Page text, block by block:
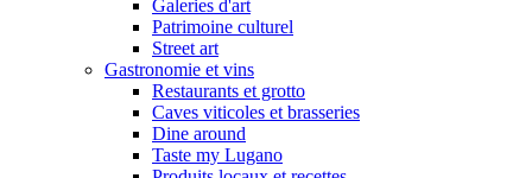
Galeries d'art
Patrimoine culturel
Street art
Gastronomie et vins
Restaurants et grotto
Caves viticoles et brasseries
Dine around
Taste my Lugano